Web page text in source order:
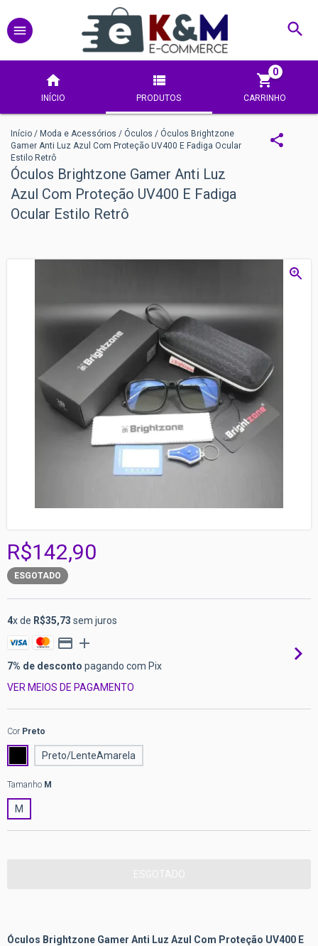
INÍCIO PRODUTOS CARRINHO
0
Início / Moda e Acessórios / Óculos / Óculos Brightzone
Gamer Anti Luz Azul Com Proteção UV400 E Fadiga Ocular
Estilo Retrô
Óculos Brightzone Gamer Anti Luz
Azul Com Proteção UV400 E Fadiga
Ocular Estilo Retrô
R$142,90
ESGOTADO
4x de R$35,73 sem juros
7% de desconto pagando com Pix
VER MEIOS DE PAGAMENTO
Cor Preto
Preto/LenteAmarela
Tamanho M
M
Óculos Brightzone Gamer Anti Luz Azul Com Proteção UV400 E